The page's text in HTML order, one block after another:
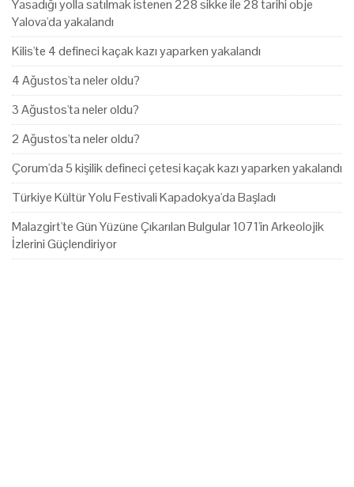
Yasadığı yolla satılmak istenen 228 sikke ile 28 tarihi obje
Yalova'da yakalandı
Kilis'te 4 defineci kaçak kazı yaparken yakalandı
4 Ağustos'ta neler oldu?
3 Ağustos'ta neler oldu?
2 Ağustos'ta neler oldu?
Çorum'da 5 kişilik defineci çetesi kaçak kazı yaparken yakalandı
Türkiye Kültür Yolu Festivali Kapadokya'da Başladı
Malazgirt'te Gün Yüzüne Çıkarılan Bulgular 1071'in Arkeolojik
İzlerini Güçlendiriyor